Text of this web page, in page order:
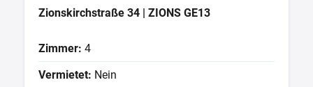
Zionskirchstraße 34 | ZIONS GE13
Zimmer: 4
Vermietet: Nein